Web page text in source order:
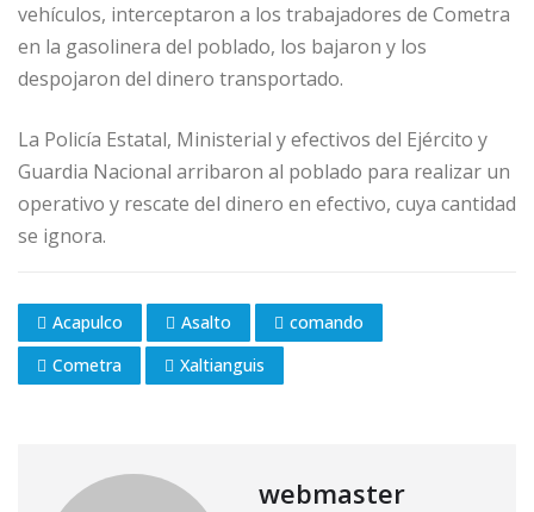
vehículos, interceptaron a los trabajadores de Cometra
en la gasolinera del poblado, los bajaron y los
despojaron del dinero transportado.
La Policía Estatal, Ministerial y efectivos del Ejército y
Guardia Nacional arribaron al poblado para realizar un
operativo y rescate del dinero en efectivo, cuya cantidad
se ignora.
Acapulco Asalto
comando
Cometra
Xaltianguis
webmaster